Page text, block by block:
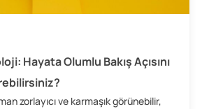
Hayata Olumlu Bakış Açısını
zorlayıcı ve karmaşık görünebilir,